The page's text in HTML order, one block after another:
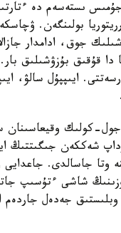
ىستەسەم دە
بولىنگەن.
جوق، ادامدار
دا قۇقىق بۇزۋشىلىق
ايىپپۇل سالۋ،
كولىك وقيعاسىنان
وتا جاسالدى.
شاشى ءتۇسىپ
جەدەل جاردەم